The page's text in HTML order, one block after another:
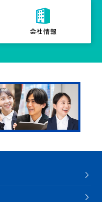
会社情報